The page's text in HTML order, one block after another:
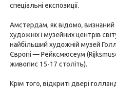
спеціальні експозиції.
Амстердам, як відомо,
художніх і музейних центрів
найбільший художній музей
Європі — Рейксмюсеум
живопис 15-17 століть).
Крім того, відкриті двері